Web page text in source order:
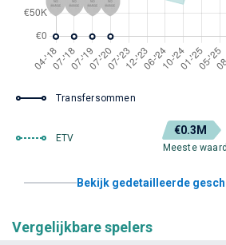
Transfersommen
ETV
€0.3M
Meeste
Bekijk gedetailleerde
Vergelijkbare spelers